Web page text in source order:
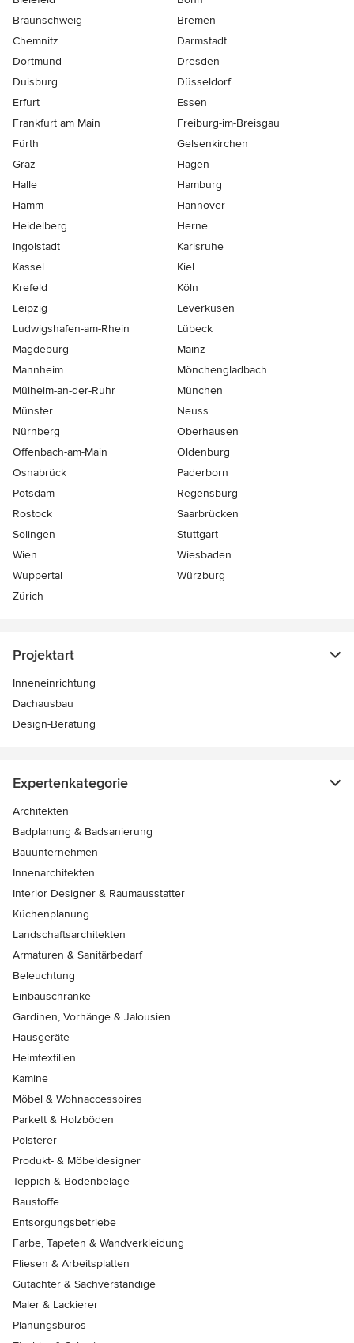
Braunschweig
Bremen
Chemnitz
Darmstadt
Dortmund
Dresden
Duisburg
Düsseldorf
Erfurt
Essen
Frankfurt am Main
Freiburg-im-Breisgau
Fürth
Gelsenkirchen
Graz
Hagen
Halle
Hamburg
Hamm
Hannover
Heidelberg
Herne
Ingolstadt
Karlsruhe
Kassel
Kiel
Krefeld
Köln
Leipzig
Leverkusen
Ludwigshafen-am-Rhein
Lübeck
Magdeburg
Mainz
Mannheim
Mönchen­gladbach
Mülheim-an-der-Ruhr
München
Münster
Neuss
Nürnberg
Oberhausen
Offenbach-am-Main
Oldenburg
Osnabrück
Paderborn
Potsdam
Regensburg
Rostock
Saarbrücken
Solingen
Stuttgart
Wien
Wiesbaden
Wuppertal
Würzburg
Zürich
Projektart
Inneneinrichtung
Dachausbau
Design-Beratung
Expertenkategorie
Architekten
Badplanung & Badsanierung
Bauunternehmen
Innenarchitekten
Interior Designer & Raumausstatter
Küchenplanung
Landschaftsarchitekten
Armaturen & Sanitärbedarf
Beleuchtung
Einbauschränke
Gardinen, Vorhänge & Jalousien
Hausgeräte
Heimtextilien
Kamine
Möbel & Wohnaccessoires
Parkett & Holzböden
Polsterer
Produkt- & Möbeldesigner
Teppich & Bodenbeläge
Baustoffe
Entsorgungsbetriebe
Farbe, Tapeten & Wandverkleidung
Fliesen & Arbeitsplatten
Gutachter & Sachverständige
Maler & Lackierer
Planungsbüros